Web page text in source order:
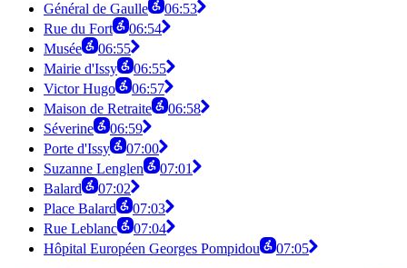
Général de Gaulle
06:53
Rue du Fort
06:54
Musée
06:55
Mairie d'Issy
06:55
Victor Hugo
06:57
Maison de Retraite
06:58
Séverine
06:59
Porte d'Issy
07:00
Suzanne Lenglen
07:01
Balard
07:02
Place Balard
07:03
Rue Leblanc
07:04
Hôpital Européen Georges Pompidou
07:05